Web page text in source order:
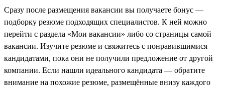
Сразу после размещения вакансии вы получаете бонус —
подборку резюме подходящих специалистов. К ней можно
перейти с раздела «Мои вакансии» либо со страницы самой
вакансии. Изучите резюме и свяжитесь с понравившимися
кандидатами, пока они не получили предложение от другой
компании. Если нашли идеального кандидата — обратите
внимание на похожие резюме, размещённые внизу каждого